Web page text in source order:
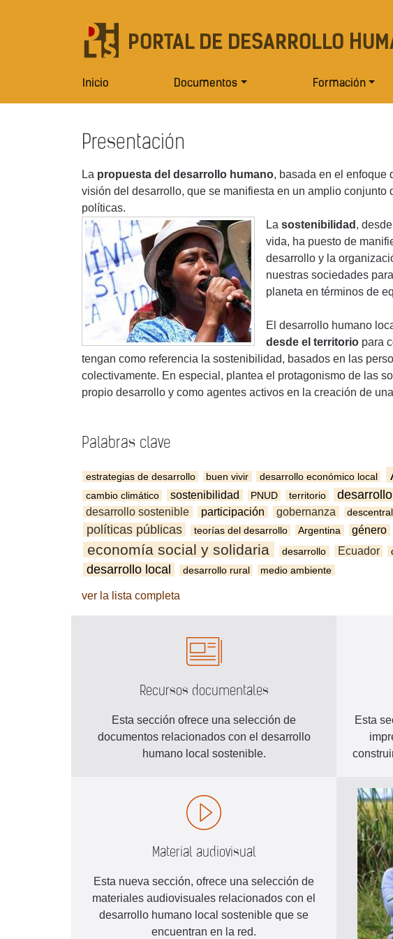
PORTAL DE DESARROLLO
Inicio Documentos Formación
Presentación
La propuesta del desarrollo humano, basada en el enfoque
visión del desarrollo, que se manifiesta en un amplio conjunto
políticas.
La sostenibilidad ,
vida, ha puesto de
desarrollo y la
nuestras sociedades
planeta en términos de
El desarrollo humano
desde el territorio para
tengan como referencia la sostenibilidad, basados en las
colectivamente. En especial, plantea el protagonismo de las
propio desarrollo y como agentes activos en la creación de
Palabras clave
estrategias de desarrollo buen vivir desarrollo económico local
cambio climático
sostenibilidad PNUD territorio
desarrollo sostenible participación gobernanza
políticas públicas teorías del desarrollo Argentina género
economía social y solidaria desarrollo Ecuador
desarrollo local desarrollo rural medio ambiente
ver la lista completa
Recursos documentales
Esta sección ofrece una selección de
documentos relacionados con el desarrollo
humano local sostenible.
Esta
Material audiovisual
Esta nueva sección, ofrece una selección de
materiales audiovisuales relacionados con el
desarrollo humano local sostenible que se
encuentran en la red.